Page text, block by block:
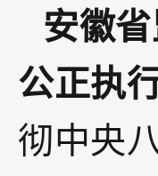
安徽
公正执
彻中央